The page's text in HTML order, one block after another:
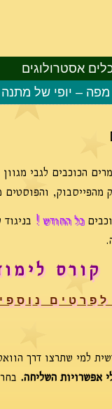
אסטרולוגים
מפה – יופי של מתנה
הכוכבים לגבי
מהפייסבוק,
כל החודש !
קורס
לפרטים
למי שתרצו דרך
אפשרויות השליחה.